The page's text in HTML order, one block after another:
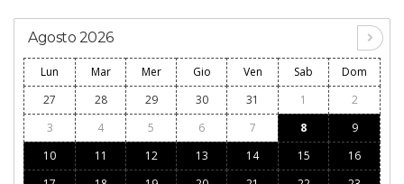
Agosto 2026
Lun Mar Mer Gio Ven Sab
Dom
27
28 29 30 31 1
2
3
4 5 6 7 8
9
10
11 12 13 14 15
16